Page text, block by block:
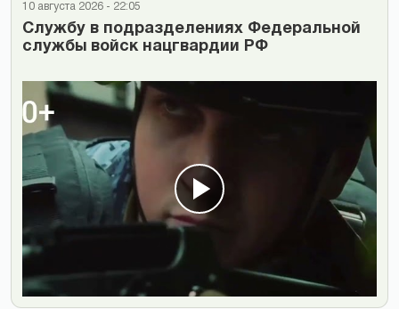
10 августа 2026 - 22:05
Cлужбу в подразделениях Федеральной
службы войск нацгвардии РФ